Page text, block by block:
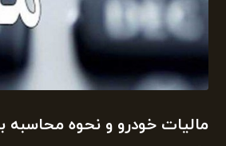
مالیات خودرو و نحوه محاسبه